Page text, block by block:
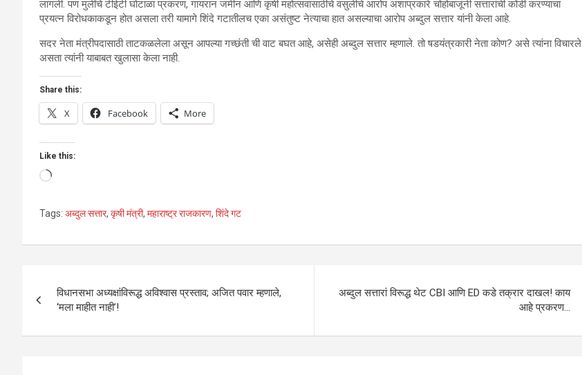
लागली. पण मुलींचे टीईटी घोटाळा प्रकरण, गायरान जमीन आणि कृषी महोत्सवासाठीचे वसुलीचे आरोप अशाप्रकारे चोहोबाजूंनी सत्तारांची कोंडी करण्याचा
प्रयत्न विरोधकाकडून होत असला तरी यामागे शिंदे गटातीलच एका असंतुष्ट नेत्याचा हात असल्याचा आरोप अब्दुल सत्तार यांनी केला आहे.
सदर नेता मंत्रीपदासाठी ताटकळलेला असून आपल्या गच्छंती ची वाट बघत आहे, असेही अब्दुल सत्तार म्हणाले. तो षडयंत्रकारी नेता कोण? असे त्यांना विचारले
असता त्यांनी याबाबत खुलासा केला नाही.
Share this:
X Facebook More
Like this:
Loading…
Tags: अब्दुल सत्तार, कृषी मंत्री, महाराष्ट्र राजकारण, शिंदे गट
navigation
विधानसभा अध्यक्षांविरूद्ध अविश्वास प्रस्ताव; अजित पवार म्हणाले,
‘मला माहीत नाही’!
अब्दुल सत्तारां विरूद्ध थेट CBI आणि ED कडे तक्रार दाखल! काय
आहे प्रकरण…